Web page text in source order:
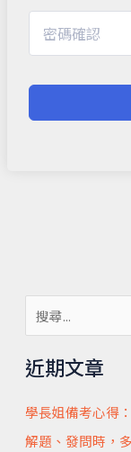
尋
近期文章
學長姐備考心得
解題、發問時，